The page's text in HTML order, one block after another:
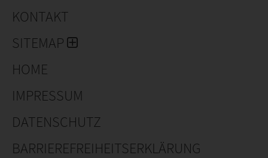
KONTAKT
SITEMAP
HOME
IMPRESSUM
DATENSCHUTZ
BARRIEREFREIHEITSERKLÄRUNG